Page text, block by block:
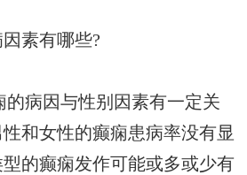
素有哪些?
的病因与性别因素有一定关
和女性的癫痫患病率没有显
的癫痫发作可能或多或少有